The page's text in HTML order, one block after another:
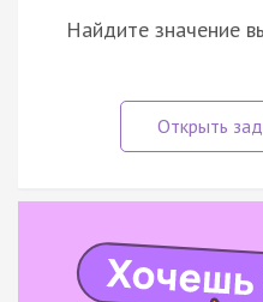
Найдите значение